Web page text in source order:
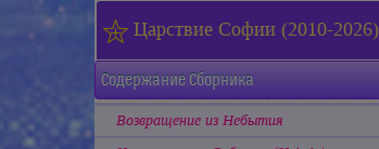
Царствие Софии (2010-2026)
Содержание Сборника
Возвращение из Небытия